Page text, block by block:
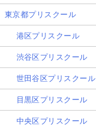
東京都プリスクール
港区プリスクール
渋谷区プリスクール
世田谷区プリスクール
目黒区プリスクール
中央区プリスクール